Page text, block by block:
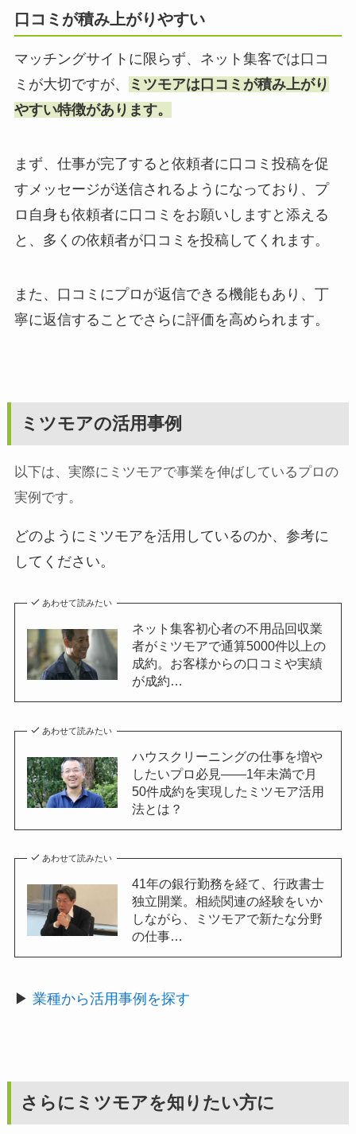
口コミが積み上がりやすい
マッチングサイトに限らず、ネット集客では口コ
ミが大切ですが、
ミツモアは口コミが積み上がり
やすい特徴があります。
まず、仕事が完了すると依頼者に口コミ投稿を促
すメッセージが送信されるようになっており、プ
ロ自身も依頼者に口コミをお願いしますと添える
と、多くの依頼者が口コミを投稿してくれます。
また、口コミにプロが返信できる機能もあり、丁
寧に返信することでさらに評価を高められます。
ミツモアの活用事例
以下は、実際にミツモアで事業を伸ばしているプロの
実例です。
どのようにミツモアを活用しているのか、参考に
してください。
あわせて読みたい
ネット集客初心者の不用品回収業
者がミツモアで通算5000件以上の
成約。お客様からの口コミや実績
が成約…
あわせて読みたい
ハウスクリーニングの仕事を増や
したいプロ必見——1年未満で月
50件成約を実現したミツモア活用
法とは？
あわせて読みたい
41年の銀行勤務を経て、行政書士
独立開業。相続関連の経験をいか
しながら、ミツモアで新たな分野
の仕事…
▶ 業種から活用事例を探す
さらにミツモアを知りたい方に